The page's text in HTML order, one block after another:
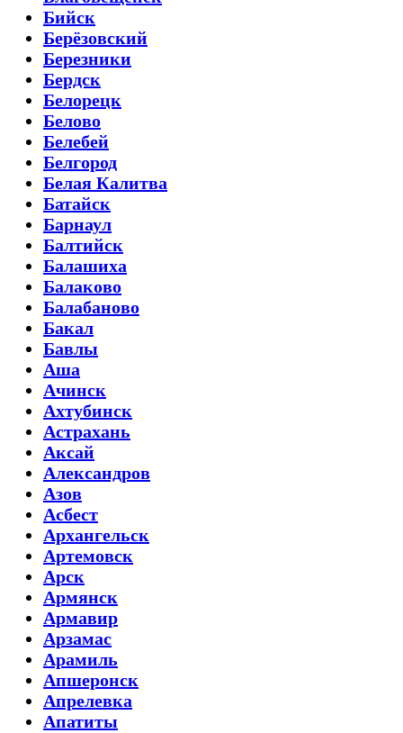
Бийск
Берёзовский
Березники
Бердск
Белорецк
Белово
Белебей
Белгород
Белая Калитва
Батайск
Барнаул
Балтийск
Балашиха
Балаково
Балабаново
Бакал
Бавлы
Аша
Ачинск
Ахтубинск
Астрахань
Аксай
Александров
Азов
Асбест
Архангельск
Артемовск
Арск
Армянск
Армавир
Арзамас
Арамиль
Апшеронск
Апрелевка
Апатиты